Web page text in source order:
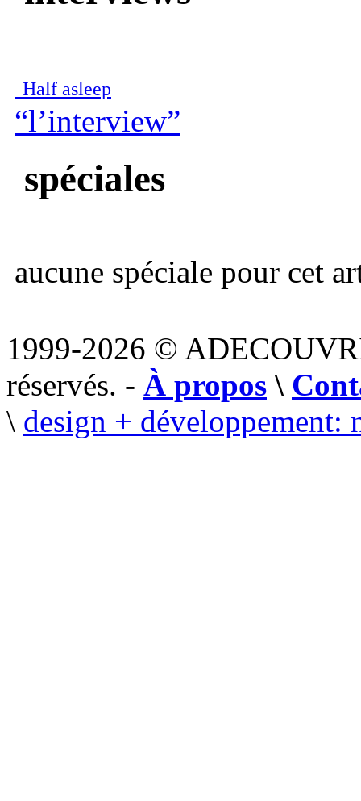
Half asleep
“l’interview”
spéciales
aucune spéciale pour cet
1999-2026 ©
réservés. - À propos \
\ design + développement: